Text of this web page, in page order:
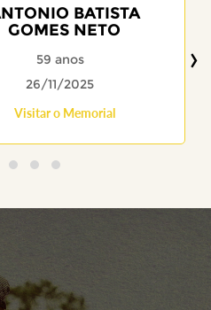
BATISTA
GOMES NETO
59 anos
26/11/2025
Visitar o Memorial
›